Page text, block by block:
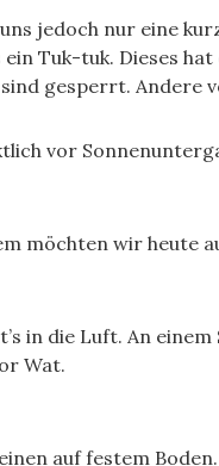
jedoch nur eine
Tuk-tuk. Dieses
gesperrt. Andere
vor
möchten wir heute
in die Luft. An
Wat.
auf festem